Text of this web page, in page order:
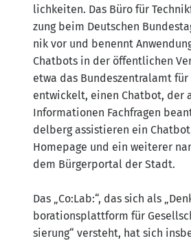
lich­kei­ten. Das Büro für
zung beim Deut­schen
nik vor und benennt
Chat­bots in der öffent­li­chen
etwa das Bun­des­zen­tral­amt für
ent­wi­ckelt, einen Chat­bot, der
Infor­ma­tio­nen Fach­fra­gen
del­berg assis­tie­ren ein
Home­page und ein wei­te­rer
dem Bür­ger­por­tal der Stadt.
Das „Co:Lab:“, das sich als
bo­ra­ti­ons­platt­form für
sie­rung“ ver­steht, hat sich